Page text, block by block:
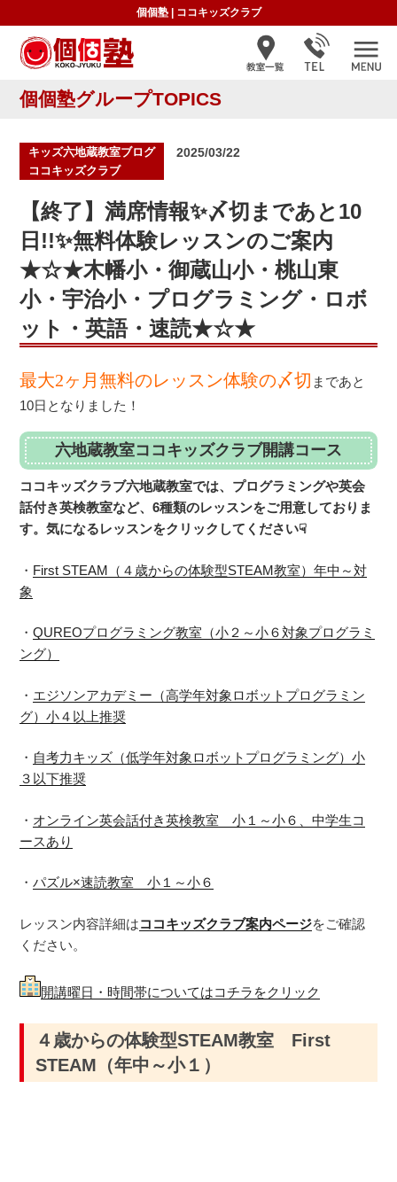
個個塾| ココキッズクラブ
個個塾グループTOPICS
投2025/03/22
キッズ六地蔵教室ブログ
ココキッズクラブ
【終了】満席情報✨〆切まであと10
日!!✨無料体験レッスンのご案内
★☆★木幡小・御蔵山小・桃山東
小・宇治小・プログラミング・ロボ
ット・英語・速読★☆★
最大2ヶ月無料のレッスン体験の〆切 まであと
10日となりました！
六地蔵教室ココキッズクラブ開講コース
ココキッズクラブ六地蔵教室では、プログラミングや英会
話付き英検教室など、6種類のレッスンをご用意しておりま
す。気になるレッスンをクリックしてください☟
・ First STEAM（４歳からの体験型STEAM教室）年中～対
象
・QUREOプログラミング教室（小２～小６対象プログラミ
ング）
・ エジソンアカデミー（高学年対象ロボットプログラミン
グ）小４以上推奨
・ 自考力キッズ（低学年対象ロボットプログラミング）小
３以下推奨
・ オンライン英会話付き英検教室 小１～小６、中学生コ
ースあり
・パズル×速読教室 小１～小６
レッスン内容詳細はココキッズクラブ案内ページをご確認
ください。
開講曜日・時間帯についてはコチラをクリック
４歳からの体験型STEAM教室 First
STEAM（年中～小１）